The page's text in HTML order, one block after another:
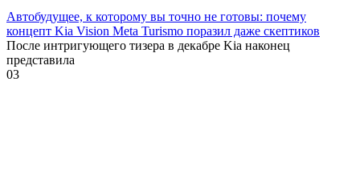
Автобудущее, к которому вы точно не готовы: почему
концепт Kia Vision Meta Turismo поразил даже скептиков
После интригующего тизера в декабре Kia наконец
представила
03